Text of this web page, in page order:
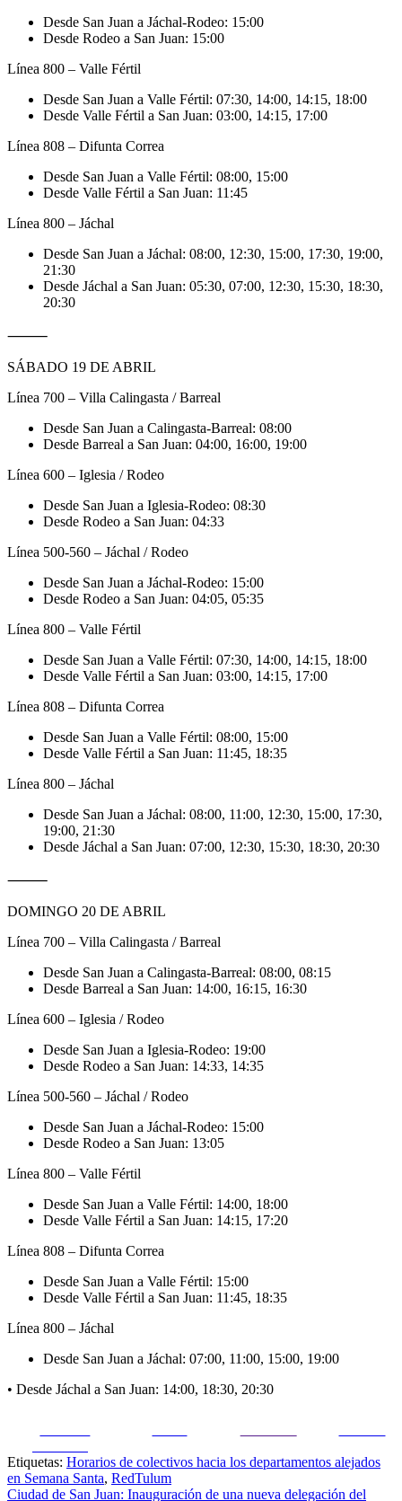
Desde San Juan a Jáchal-Rodeo: 15:00
Desde Rodeo a San Juan: 15:00
Línea 800 – Valle Fértil
Desde San Juan a Valle Fértil: 07:30, 14:00, 14:15, 18:00
Desde Valle Fértil a San Juan: 03:00, 14:15, 17:00
Línea 808 – Difunta Correa
Desde San Juan a Valle Fértil: 08:00, 15:00
Desde Valle Fértil a San Juan: 11:45
Línea 800 – Jáchal
Desde San Juan a Jáchal: 08:00, 12:30, 15:00, 17:30, 19:00,
21:30
Desde Jáchal a San Juan: 05:30, 07:00, 12:30, 15:30, 18:30,
20:30
⸻
SÁBADO 19 DE ABRIL
Línea 700 – Villa Calingasta / Barreal
Desde San Juan a Calingasta-Barreal: 08:00
Desde Barreal a San Juan: 04:00, 16:00, 19:00
Línea 600 – Iglesia / Rodeo
Desde San Juan a Iglesia-Rodeo: 08:30
Desde Rodeo a San Juan: 04:33
Línea 500-560 – Jáchal / Rodeo
Desde San Juan a Jáchal-Rodeo: 15:00
Desde Rodeo a San Juan: 04:05, 05:35
Línea 800 – Valle Fértil
Desde San Juan a Valle Fértil: 07:30, 14:00, 14:15, 18:00
Desde Valle Fértil a San Juan: 03:00, 14:15, 17:00
Línea 808 – Difunta Correa
Desde San Juan a Valle Fértil: 08:00, 15:00
Desde Valle Fértil a San Juan: 11:45, 18:35
Línea 800 – Jáchal
Desde San Juan a Jáchal: 08:00, 11:00, 12:30, 15:00, 17:30,
19:00, 21:30
Desde Jáchal a San Juan: 07:00, 12:30, 15:30, 18:30, 20:30
⸻
DOMINGO 20 DE ABRIL
Línea 700 – Villa Calingasta / Barreal
Desde San Juan a Calingasta-Barreal: 08:00, 08:15
Desde Barreal a San Juan: 14:00, 16:15, 16:30
Línea 600 – Iglesia / Rodeo
Desde San Juan a Iglesia-Rodeo: 19:00
Desde Rodeo a San Juan: 14:33, 14:35
Línea 500-560 – Jáchal / Rodeo
Desde San Juan a Jáchal-Rodeo: 15:00
Desde Rodeo a San Juan: 13:05
Línea 800 – Valle Fértil
Desde San Juan a Valle Fértil: 14:00, 18:00
Desde Valle Fértil a San Juan: 14:15, 17:20
Línea 808 – Difunta Correa
Desde San Juan a Valle Fértil: 15:00
Desde Valle Fértil a San Juan: 11:45, 18:35
Línea 800 – Jáchal
Desde San Juan a Jáchal: 07:00, 11:00, 15:00, 19:00
• Desde Jáchal a San Juan: 14:00, 18:30, 20:30
Etiquetas: Horarios de colectivos hacia los departamentos alejados
en Semana Santa, RedTulum
Ciudad de San Juan: Inauguración de una nueva delegación del